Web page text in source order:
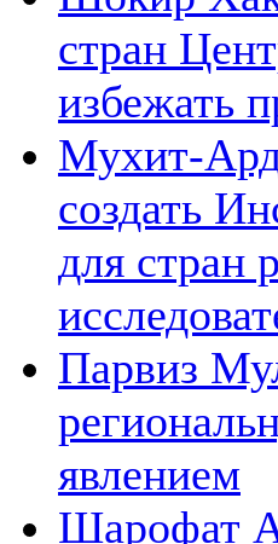
стран
избежать
Мухит-
создать
для стран
Парвиз
явлением
Шарофат